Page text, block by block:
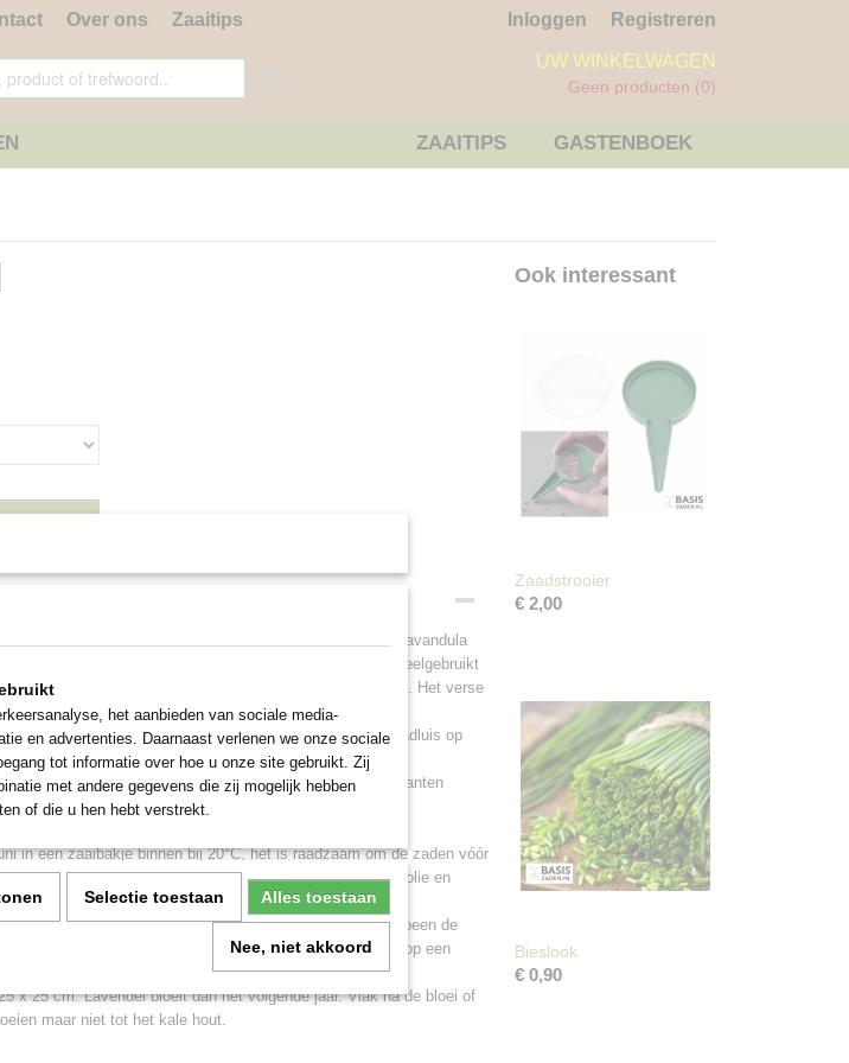
Over ons Zaaitips Inloggen Registreren
UW WINKELWAGEN
Geen producten (0)
GASTENBOEK
ZAAITIPS
uit het Middellandse-Zeegebied. De geur van Lavendel (Lavandula
tot zijn recht wanneer de bloemen zijn gedroogd en dan veelgebruikt
Er kant ook thee van worden gezet o.a. tegen hoest. Het verse
bij diverse gerechten, o.a. visgerechten.
in combinatie met rozen; de geur houdt mieren en bladluis op
zoeken de prachtige paarsblauwe bloemen van deze planten
aanwinst in de tuin. Wordt ongeveer 60 cm. hoog.
in een zaaibakje binnen bij 20°C, het is raadzaam om de zaden vóór
water te laten weken. Dek het zaaibakje af met huishoudfolie en
warme plaats.
de groene scheuten verschijnen, de folie verwijderen. Verspeen de
verschijnen en naar buiten verplanten na 6 weken op een
x 25 cm. Lavendel bloeit dan het volgende jaar. Vlak na de bloei of
maar niet tot het kale hout.
Ook interessant
Zaadstrooier
€ 2,00
Bieslook
€ 0,90
het aanbieden van sociale media-
en advertenties. Daarnaast verlenen we onze sociale
tot informatie over hoe u onze site gebruikt. Zij
met andere gegevens die zij mogelijk hebben
of die u hen hebt verstrekt.
Selectie toestaan Alles toestaan
Nee, niet akkoord